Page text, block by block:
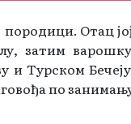
породици. Отац
затим
Турском
по